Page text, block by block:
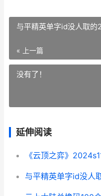
与平精英单字id没人取
« 上一篇
没有了！
延伸阅读